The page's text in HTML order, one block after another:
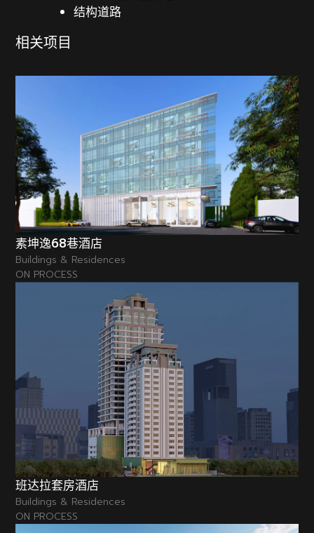
结构道路
相关项目
素坤逸68巷酒店
Buildings & Residences
ON PROCESS
班达拉套房酒店
Buildings & Residences
ON PROCESS